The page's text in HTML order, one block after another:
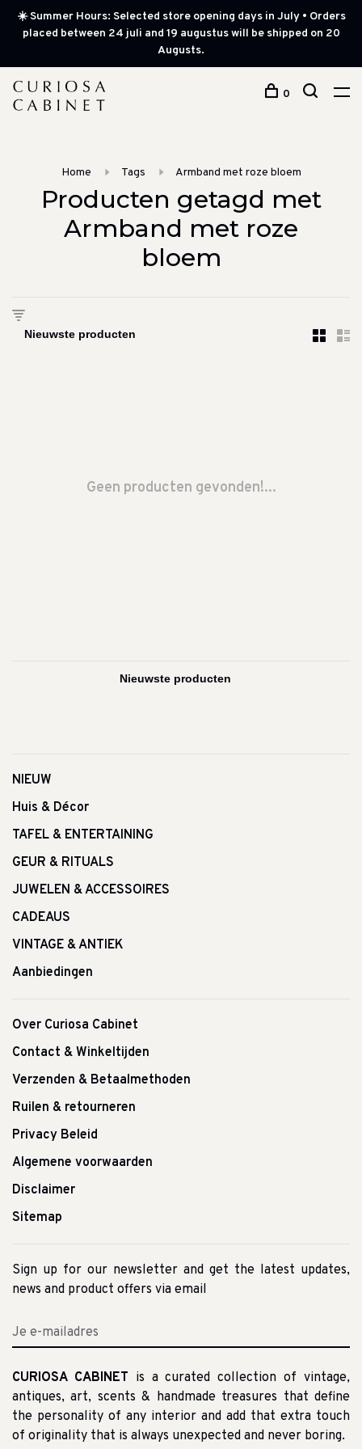
☀️ Summer Hours: Selected store opening days in July • Orders
placed between 24 juli and 19 augustus will be shipped on 20
Augusts.
0
Home Tags Armband met roze bloem
Producten getagd met
Armband met roze
bloem
Geen producten gevonden!...
NIEUW
Huis & Décor
TAFEL & ENTERTAINING
GEUR & RITUALS
JUWELEN & ACCESSOIRES
CADEAUS
VINTAGE & ANTIEK
Aanbiedingen
Over Curiosa Cabinet
Contact & Winkeltijden
Verzenden & Betaalmethoden
Ruilen & retourneren
Privacy Beleid
Algemene voorwaarden
Disclaimer
Sitemap
Sign up for our newsletter and get the latest updates,
news and product offers via email
CURIOSA CABINET is a curated collection of vintage,
antiques, art, scents & handmade treasures that define
the personality of any interior and add that extra touch
of originality that is always unexpected and never boring.